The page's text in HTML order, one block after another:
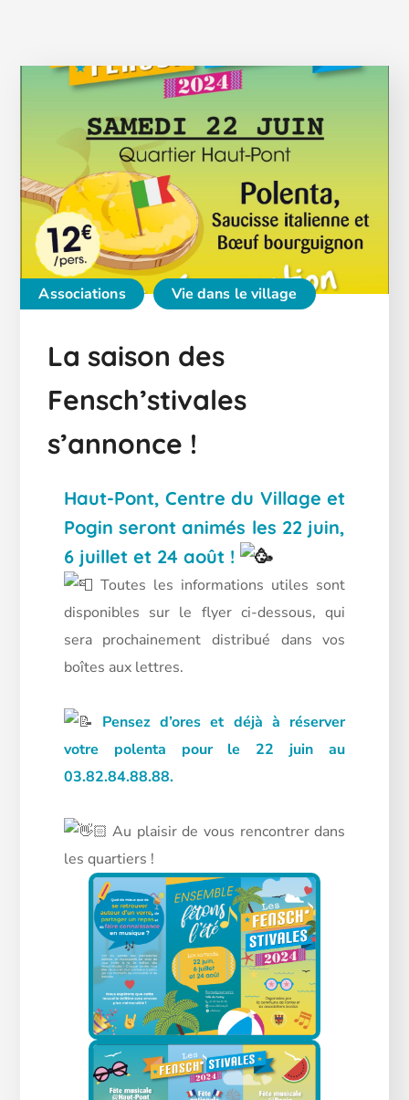
Associations Vie dans le village
La saison des
Fensch’stivales
s’annonce !
Haut-Pont, Centre du Village et
Pogin seront animés les 22 juin,
6 juillet et 24 août !
Toutes les informations utiles sont
disponibles sur le flyer ci-dessous, qui
sera prochainement distribué dans vos
boîtes aux lettres.
Pensez d’ores et déjà à réserver
votre polenta pour le 22 juin au
03.82.84.88.88.
Au plaisir de vous rencontrer dans
les quartiers !